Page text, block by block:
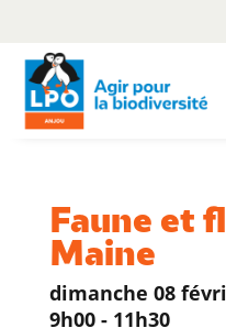
Faune et
Maine
dimanche 08
9h00 - 11h30